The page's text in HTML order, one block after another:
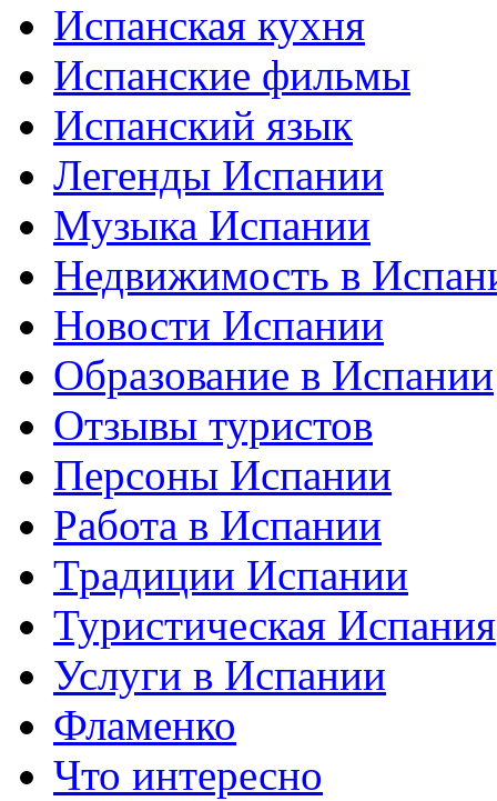
Испанская кухня
Испанские фильмы
Испанский язык
Легенды Испании
Музыка Испании
Недвижимость в
Новости Испании
Образование в Испании
Отзывы туристов
Персоны Испании
Работа в Испании
Традиции Испании
Туристическая Испания
Услуги в Испании
Фламенко
Что интересно